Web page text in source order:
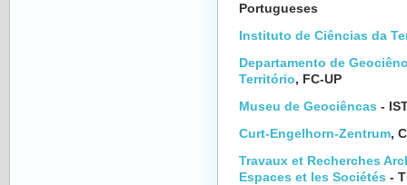
Portugueses
Instituto de Ciências da
Departamento de
Território, FC-UP
Museu de Geociêncas -
Curt-Engelhorn-Zentrum,
Travaux et Recherches
Espaces et les Sociétés -